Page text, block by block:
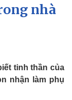
tiết
nhà
tinh thần của
nhận làm phụ